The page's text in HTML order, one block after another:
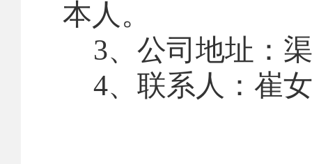
本人。
3、公司地址：
4、联系人：崔